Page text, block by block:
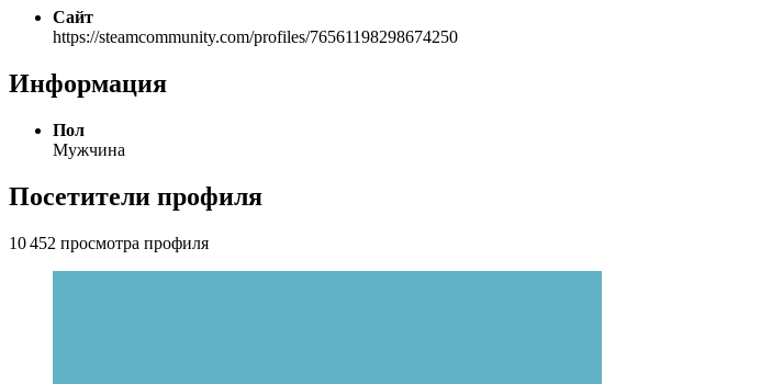
Сайт
https://steamcommunity.com/profiles/76561198298674250
Информация
Пол
Мужчина
Посетители профиля
10 452 просмотра профиля